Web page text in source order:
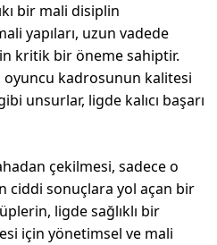
bir mali disiplin
yapıları, uzun vadede
kritik bir öneme sahiptir.
oyuncu kadrosunun kalitesi
unsurlar, ligde kalıcı başarı
çekilmesi, sadece o
ciddi sonuçlara yol açan bir
ligde sağlıklı bir
için yönetimsel ve mali